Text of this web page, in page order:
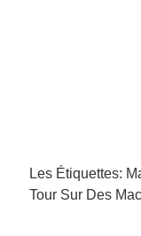
Les Étiquettes:
Tour Sur Des